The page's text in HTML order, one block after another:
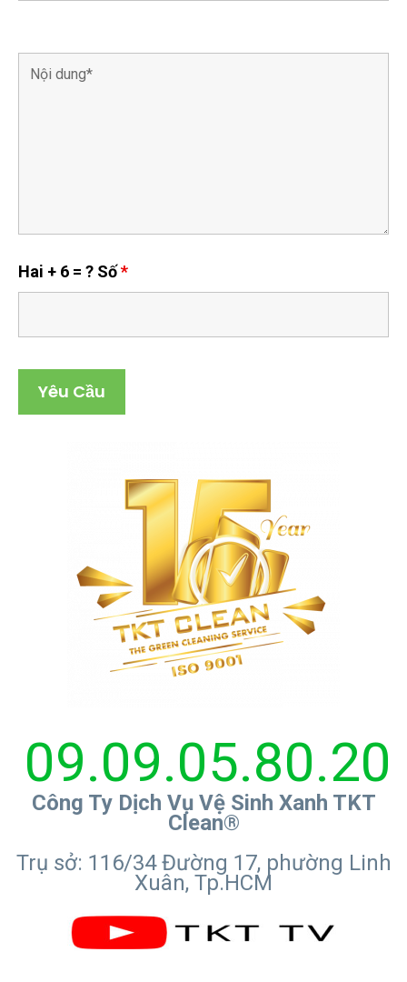
Hai + 6 = ? Số*
09.09.05.80.20
Công Ty Dịch Vụ Vệ Sinh Xanh TKT
Clean®
Trụ sở: 116/34 Đường 17, phường Linh
Xuân, Tp.HCM